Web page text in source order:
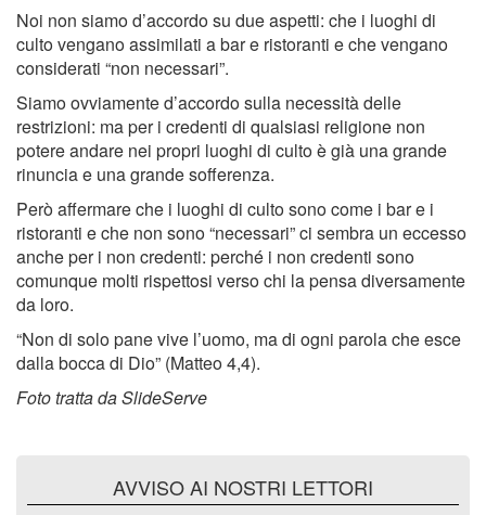
Noi non siamo d’accordo su due aspetti: che i luoghi di
culto vengano assimilati a bar e ristoranti e che vengano
considerati “non necessari”.
Siamo ovviamente d’accordo sulla necessità delle
restrizioni: ma per i credenti di qualsiasi religione non
potere andare nei propri luoghi di culto è già una grande
rinuncia e una grande sofferenza.
Però affermare che i luoghi di culto sono come i bar e i
ristoranti e che non sono “necessari” ci sembra un eccesso
anche per i non credenti: perché i non credenti sono
comunque molti rispettosi verso chi la pensa diversamente
da loro.
“Non di solo pane vive l’uomo, ma di ogni parola che esce
dalla bocca di Dio” (Matteo 4,4).
Foto tratta da SlideServe
AVVISO AI NOSTRI LETTORI